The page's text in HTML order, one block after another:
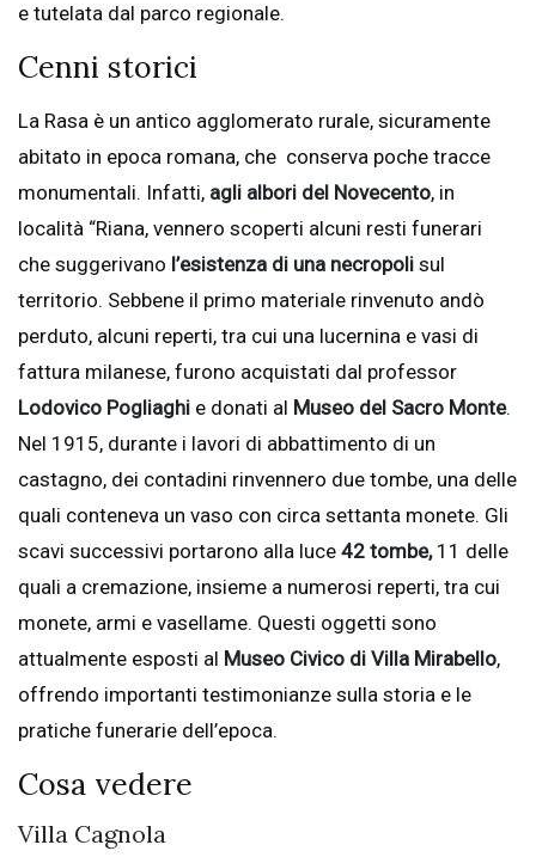
e tutelata dal parco regionale.
Cenni storici
La Rasa è un antico agglomerato rurale, sicuramente
abitato in epoca romana, che conserva poche tracce
monumentali. Infatti, agli albori del Novecento, in
località “Riana, vennero scoperti alcuni resti funerari
che suggerivano l’esistenza di una necropoli sul
territorio. Sebbene il primo materiale rinvenuto andò
perduto, alcuni reperti, tra cui una lucernina e vasi di
fattura milanese, furono acquistati dal professor
Lodovico Pogliaghi e donati al Museo del Sacro Monte.
Nel 1915, durante i lavori di abbattimento di un
castagno, dei contadini rinvennero due tombe, una delle
quali conteneva un vaso con circa settanta monete. Gli
scavi successivi portarono alla luce 42 tombe,11 delle
quali a cremazione, insieme a numerosi reperti, tra cui
monete, armi e vasellame. Questi oggetti sono
attualmente esposti al Museo Civico di Villa Mirabello,
offrendo importanti testimonianze sulla storia e le
pratiche funerarie dell’epoca.
Cosa vedere
Villa Cagnola